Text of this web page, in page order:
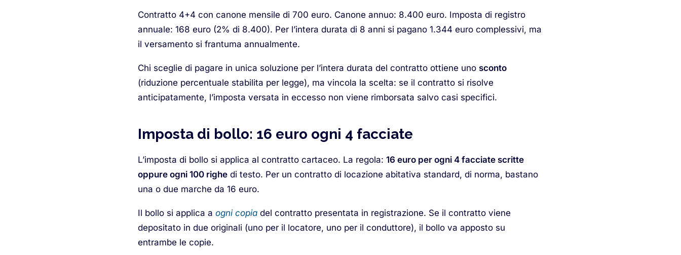
Contratto 4+4 con canone mensile di 700 euro. Canone annuo: 8.400 euro. Imposta di registro
annuale: 168 euro (2% di 8.400). Per l’intera durata di 8 anni si pagano 1.344 euro complessivi, ma
il versamento si frantuma annualmente.
Chi sceglie di pagare in unica soluzione per l’intera durata del contratto ottiene uno sconto
(riduzione percentuale stabilita per legge), ma vincola la scelta: se il contratto si risolve
anticipatamente, l’imposta versata in eccesso non viene rimborsata salvo casi specifici.
Imposta di bollo: 16 euro ogni 4 facciate
L’imposta di bollo si applica al contratto cartaceo. La regola: 16 euro per ogni 4 facciate scritte
oppure ogni 100 righe di testo. Per un contratto di locazione abitativa standard, di norma, bastano
una o due marche da 16 euro.
Il bollo si applica a ogni copia del contratto presentata in registrazione. Se il contratto viene
depositato in due originali (uno per il locatore, uno per il conduttore), il bollo va apposto su
entrambe le copie.